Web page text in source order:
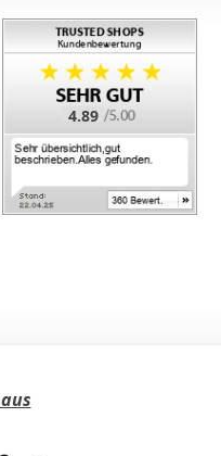
4.89